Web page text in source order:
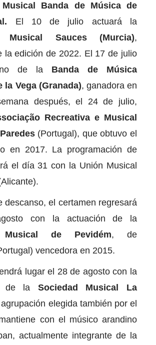
Musical Banda de Música de
El 10 de julio actuará la
Musical Sauces (Murcia),
la edición de 2022. El 17 de julio
de la Banda de Música
la Vega (Granada), ganadora en
después, el 24 de julio,
Recreativa e Musical
(Portugal), que obtuvo el
en 2017. La programación de
el día 31 con la Unión Musical
descanso, el certamen regresará
con la actuación de la
Musical de Pevidém, de
vencedora en 2015.
lugar el 28 de agosto con la
de la Sociedad Musical La
elegida también por el
con el músico arandino
actualmente integrante de la